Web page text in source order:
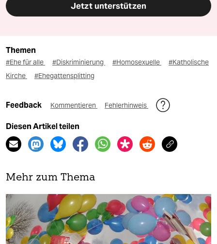
Jetzt unterstützen
Themen
#Ehe für alle #Diskriminierung #Homosexuelle
#Katholische
Kirche
#Ehegattensplitting
Feedback Kommentieren Fehlerhinweis
Diesen Artikel teilen
Mehr zum Thema